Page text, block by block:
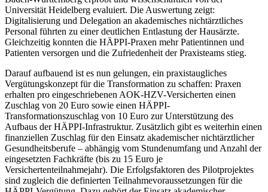
Universität Heidelberg evaluiert. Die Auswertung zeigt:
Digitalisierung und Delegation an akademisches nichtärztliches
Personal führten zu einer deutlichen Entlastung der Hausärzte.
Gleichzeitig konnten die HÄPPI-Praxen mehr Patientinnen und
Patienten versorgen und die Zufriedenheit der Praxisteams stieg.
Darauf aufbauend ist es nun gelungen, ein praxistaugliches
Vergütungskonzept für die Transformation zu schaffen: Praxen
erhalten pro eingeschriebenen AOK-HZV-Versicherten einen
Zuschlag von 20 Euro sowie einen HÄPPI-
Transformationszuschlag von 10 Euro zur Unterstützung des
Aufbaus der HÄPPI-Infrastruktur. Zusätzlich gibt es weiterhin einen
finanziellen Zuschlag für den Einsatz akademischer nichtärztlicher
Gesundheitsberufe – abhängig vom Stundenumfang und Anzahl der
eingesetzten Fachkräfte (bis zu 15 Euro je
Versichertenteilnahmejahr). Die Erfolgsfaktoren des Pilotprojektes
sind zugleich die definierten Teilnahmevoraussetzungen für die